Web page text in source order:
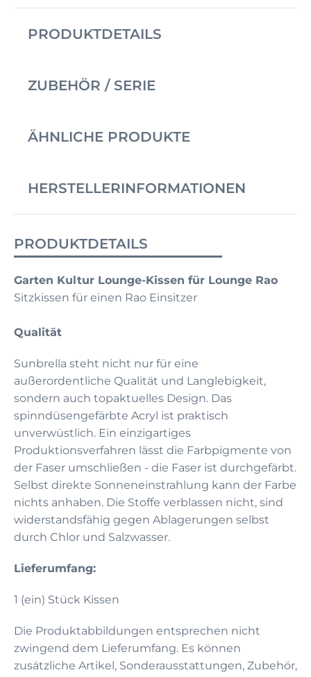
PRODUKTDETAILS
ZUBEHÖR / SERIE
ÄHNLICHE PRODUKTE
HERSTELLERINFORMATIONEN
PRODUKTDETAILS
Garten Kultur Lounge-Kissen für Lounge Rao
Sitzkissen für einen Rao Einsitzer
Qualität
Sunbrella steht nicht nur für eine
außerordentliche Qualität und Langlebigkeit,
sondern auch topaktuelles Design. Das
spinndüsengefärbte Acryl ist praktisch
unverwüstlich. Ein einzigartiges
Produktionsverfahren lässt die Farbpigmente von
der Faser umschließen - die Faser ist durchgefärbt.
Selbst direkte Sonneneinstrahlung kann der Farbe
nichts anhaben. Die Stoffe verblassen nicht, sind
widerstandsfähig gegen Ablagerungen selbst
durch Chlor und Salzwasser.
Lieferumfang:
1 (ein) Stück Kissen
Die Produktabbildungen entsprechen nicht
zwingend dem Lieferumfang. Es können
zusätzliche Artikel, Sonderausstattungen, Zubehör,